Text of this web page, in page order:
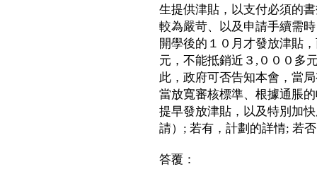
生提供津貼，以支付必須的
較為嚴苛、以及申請手續需
開學後的１０月才發放津貼
元，不能抵銷近３,０００多
此，政府可否告知本會，當
當放寬審核標準、根據通脹
提早發放津貼，以及特別加
請）; 若有，計劃的詳情; 若
答覆：